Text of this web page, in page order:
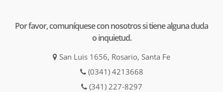
Por favor, comuníquese con nosotros si tiene alguna duda
o inquietud.
San Luis 1656, Rosario, Santa Fe
(0341) 4213668
(341) 227-8297